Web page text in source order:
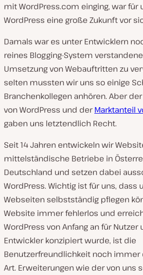
mit WordPress.com einging, war für
WordPress eine große Zukunft vor
Damals war es unter Entwicklern
reines Blogging-System
Umsetzung von Webauftritten zu
selten mussten wir uns so einige
Branchenkollegen anhören. Aber
von WordPress und derMarktanteil
gaben uns letztendlich Recht.
Seit 14 Jahren entwickeln wir
mittelständische Betriebe in
Deutschland und setzen dabei
WordPress. Wichtig ist für uns, dass
Webseiten selbstständig pflegen
Website immer fehlerlos und
WordPress von Anfang an für
Entwickler konzipiert wurde, ist die
Benutzerfreundlichkeit noch
Art. Erweiterungen wie der von uns